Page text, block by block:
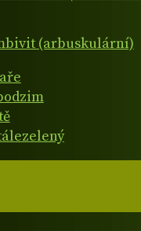
(arbuskulární)